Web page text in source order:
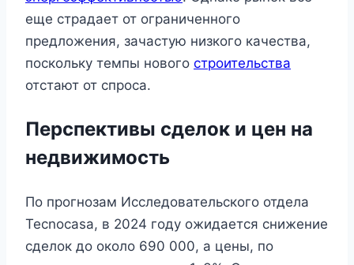
еще страдает от ограниченного
предложения, зачастую низкого качества,
поскольку темпы нового строительства
отстают от спроса.
Перспективы сделок и цен на
недвижимость
По прогнозам Исследовательского отдела
Tecnocasa, в 2024 году ожидается снижение
сделок до около 690 000, а цены, по